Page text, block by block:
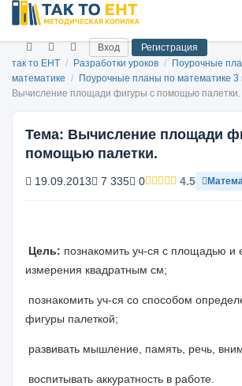
Вход
Регистрация
так то ЕНТ / Разработки уроков /
Поурочные
математике / Поурочные планы по математике 3
Вычисление площади фигуры с помощью палетки.
Тема: Вычисление площади
помощью палетки.
19.09.2013 7 335 0 4.5
Цель: познакомить уч-ся с площадью и
измерения квадратным см;
познакомить уч-ся со способом
фигуры палеткой;
развивать мышление, память, речь,
воспитывать аккуратность в работе.